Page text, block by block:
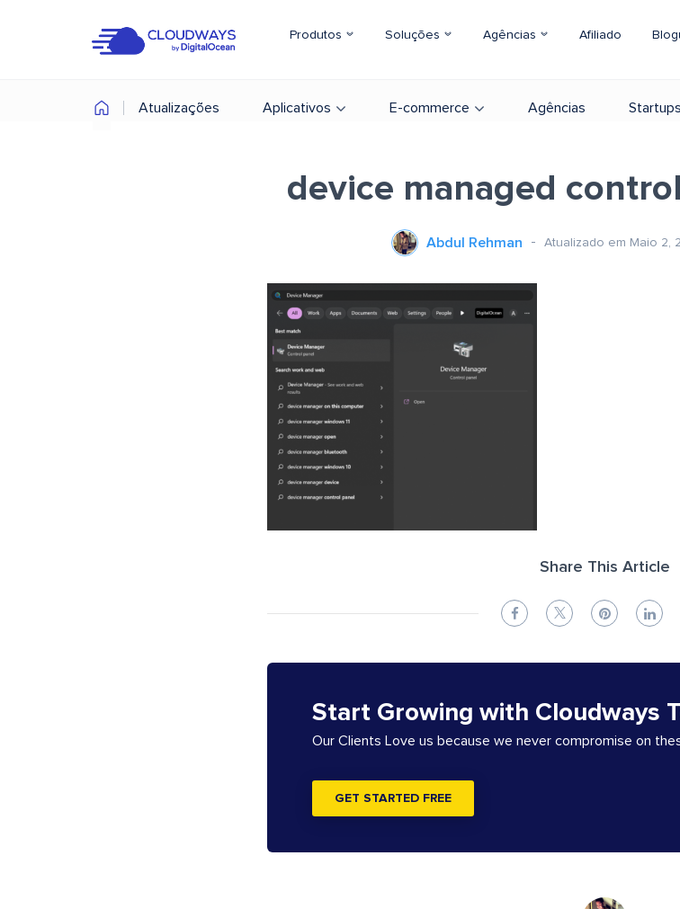
Produtos Soluções Agências Afiliado
Atualizações Aplicativos E-commerce Agências Startups
device managed
Abdul Rehman Atualizado em Maio 2,
Share This Article
Start Growing with Cloudways
Our Clients Love us because we never compromise on
GET STARTED FREE